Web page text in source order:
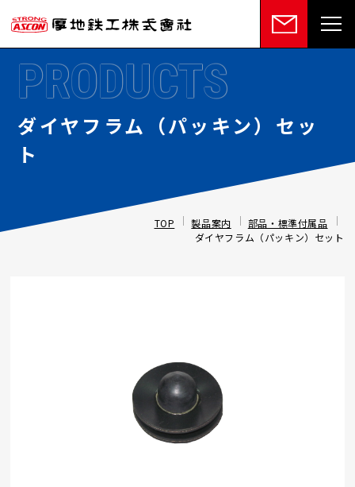
ダイヤフラム（パッキン）セッ
ト
PRODUCTS
TOP 製品案内
部品・標準付属品
ダイヤフラム（パッキン）セット